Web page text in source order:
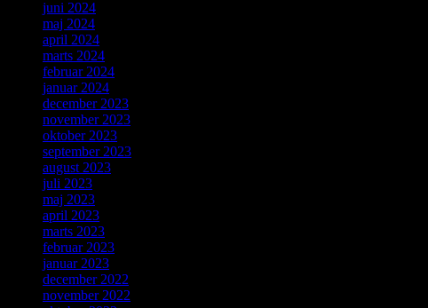
juni 2024
maj 2024
april 2024
marts 2024
februar 2024
januar 2024
december 2023
november 2023
oktober 2023
september 2023
august 2023
juli 2023
maj 2023
april 2023
marts 2023
februar 2023
januar 2023
december 2022
november 2022